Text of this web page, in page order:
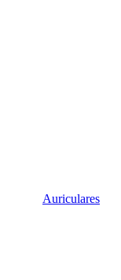
Auriculares